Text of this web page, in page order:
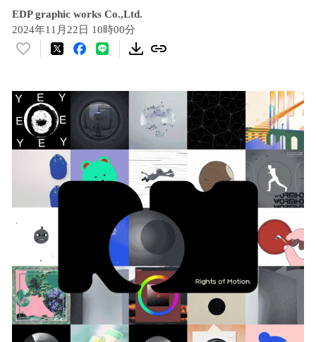
EDP graphic works Co.,Ltd.
2024年11月22日 10時00分
い
数
を
読
す